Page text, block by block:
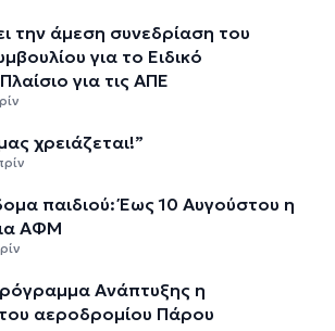
την άμεση συνεδρίαση του
για το Ειδικό
για τις ΑΠΕ
χρειάζεται!”
παιδιού: Έως 10 Αυγούστου η
ΑΦΜ
Ανάπτυξης η
αεροδρομίου Πάρου